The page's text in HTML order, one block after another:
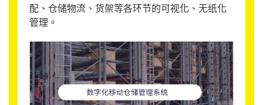
配、仓储物流、货架等各环节的可视化、无纸化
管理。